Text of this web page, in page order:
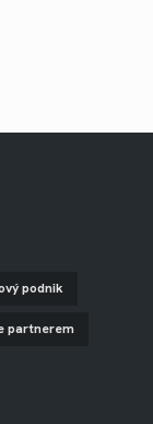
podnik
partnerem